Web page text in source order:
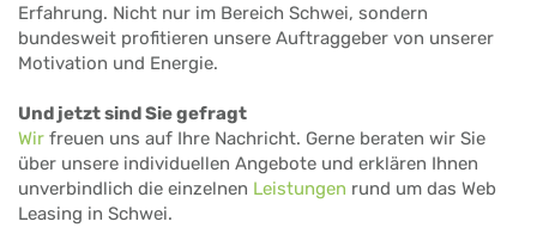
Erfahrung. Nicht nur im Bereich Schwei, sondern
bundesweit profitieren unsere Auftraggeber von unserer
Motivation und Energie.
Und jetzt sind Sie gefragt
Wir freuen uns auf Ihre Nachricht. Gerne beraten wir Sie
über unsere individuellen Angebote und erklären Ihnen
unverbindlich die einzelnen Leistungen rund um das Web
Leasing in Schwei.